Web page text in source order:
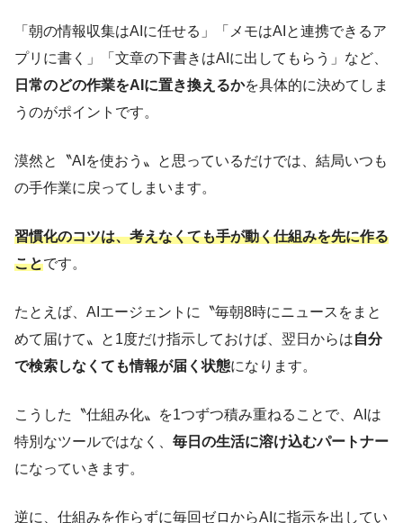
「朝の情報収集はAIに任せる」「メモはAIと連携できるア
プリに書く」「文章の下書きはAIに出してもらう」など、
日常のどの作業をAIに置き換えるかを具体的に決めてしま
うのがポイントです。
漠然と〝AIを使おう〟と思っているだけでは、結局いつも
の手作業に戻ってしまいます。
習慣化のコツは、考えなくても手が動く仕組みを先に作る
ことです。
たとえば、AIエージェントに〝毎朝8時にニュースをまと
めて届けて〟と1度だけ指示しておけば、翌日からは自分
で検索しなくても情報が届く状態になります。
こうした〝仕組み化〟を1つずつ積み重ねることで、AIは
特別なツールではなく、 毎日の生活に溶け込むパートナー
になっていきます。
逆に、仕組みを作らずに毎回ゼロからAIに指示を出してい